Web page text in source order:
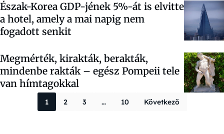
Észak-Korea GDP-jének 5%-át is elvitte
a hotel, amely a mai napig nem
fogadott senkit
Megmérték, kirakták, berakták,
mindenbe rakták – egész Pompeii tele
van hímtagokkal
Bejegyzések
1 2 3 … 10 Következő